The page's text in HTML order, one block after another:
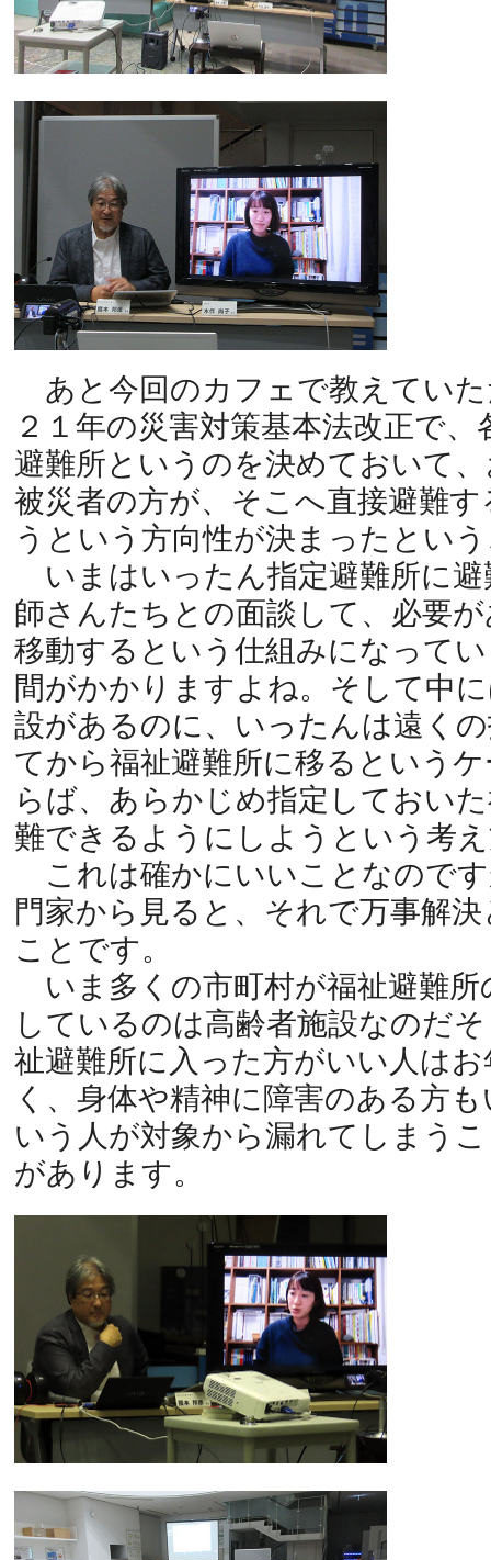
あと今回のカフェで教えてい
２１年の災害対策基本法改正で
避難所というのを決めておいて
被災者の方が、そこへ直接避難
うという方向性が決まったとい
いまはいったん指定避難所に避
師さんたちとの面談して、必要
移動するという仕組みになって
間がかかりますよね。そして中
設があるのに、いったんは遠く
てから福祉避難所に移るという
らば、あらかじめ指定しておい
難できるようにしようという考
これは確かにいいことなので
門家から見ると、それで万事解
ことです。
いま多くの市町村が福祉避難所
しているのは高齢者施設なのだ
祉避難所に入った方がいい人は
く、身体や精神に障害のある方
いう人が対象から漏れてしまう
があります。